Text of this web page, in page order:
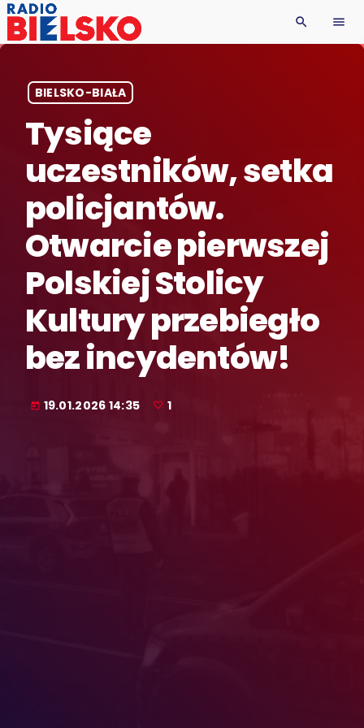
search menu
BIELSKO-BIAŁA
Tysiące
uczestników, setka
policjantów.
Otwarcie pierwszej
Polskiej Stolicy
Kultury przebiegło
bez incydentów!
today 19.01.2026 14:35 1